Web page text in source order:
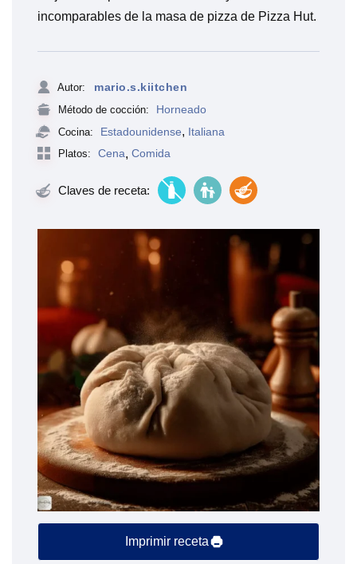
incomparables de la masa de pizza de Pizza Hut.
Autor: mario.s.kiitchen
Método de cocción: Horneado
Cocina: Estadounidense, Italiana
Platos: Cena, Comida
Claves de receta:
Imprimir receta